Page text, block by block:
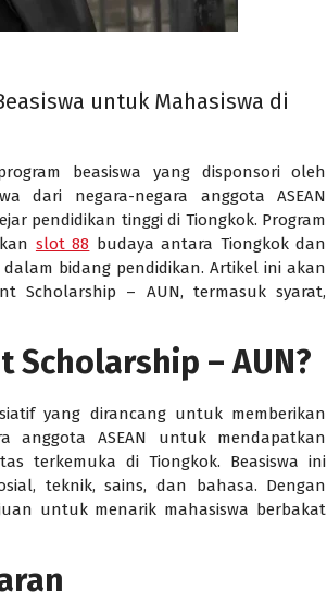
untuk Mahasiswa di
beasiswa yang disponsori oleh
dari negara-negara anggota ASEAN
pendidikan tinggi di Tiongkok. Program
slot 88 budaya antara Tiongkok dan
bidang pendidikan. Artikel ini akan
Scholarship – AUN, termasuk syarat,
Scholarship – AUN?
yang dirancang untuk memberikan
anggota ASEAN untuk mendapatkan
terkemuka di Tiongkok. Beasiswa ini
teknik, sains, dan bahasa. Dengan
untuk menarik mahasiswa berbakat